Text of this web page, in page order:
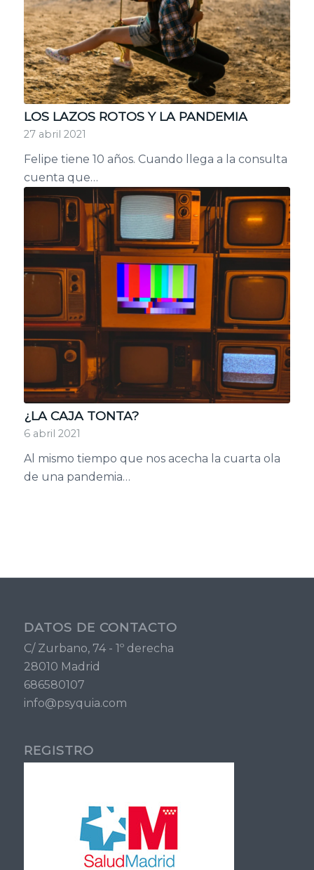
LOS LAZOS ROTOS Y LA PANDEMIA
27 abril 2021
Felipe tiene 10 años. Cuando llega a la consulta
cuenta que…
¿LA CAJA TONTA?
6 abril 2021
Al mismo tiempo que nos acecha la cuarta ola
de una pandemia…
DATOS DE CONTACTO
C/ Zurbano, 74 - 1º derecha
28010 Madrid
686580107
info@psyquia.com
REGISTRO